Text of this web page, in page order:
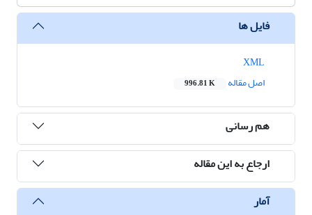
فایل ها
اصل مقاله
996.81 K
هم رسانی
ارجاع به این مقاله
آمار